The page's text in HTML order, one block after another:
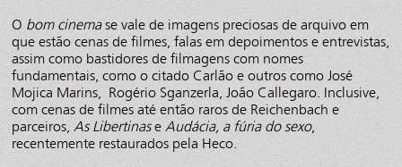
O bom cinemase vale de imagens preciosas de arquivo em
que estão cenas de filmes, falas em depoimentos e entrevistas,
assim como bastidores de filmagens com nomes
fundamentais, como o citado Carlão e outros como José
Mojica Marins, Rogério Sganzerla, João Callegaro. Inclusive,
com cenas de filmes até então raros de Reichenbach e
parceiros, As Libertinase Audácia, a fúria do sexo,
recentemente restaurados pela Heco.